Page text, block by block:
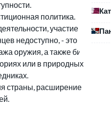
политика.
участие в
недоступно, - это
оружия, а также бизнес в
или в природных
страны, расширение